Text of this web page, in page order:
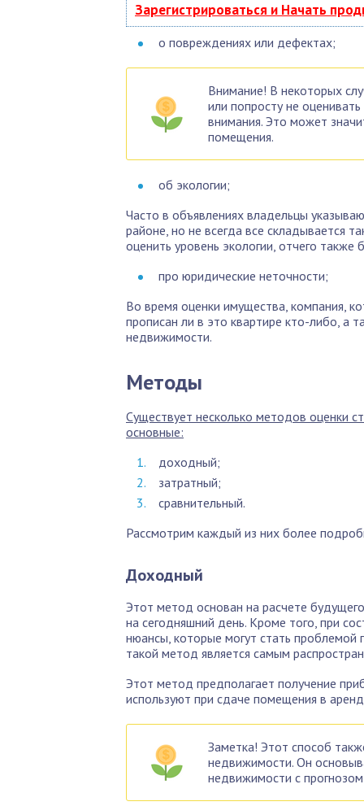
Зарегистрироваться и Начать
о повреждениях или дефектах;
Внимание! В некоторых
или попросту не
внимания. Это может
помещения.
об экологии;
Часто в объявлениях владельцы
районе, но не всегда все складывается
оценить уровень экологии, отчего также
про юридические неточности;
Во время оценки имущества, компания,
прописан ли в это квартире кто-либо, а
недвижимости.
Методы
Существует несколько методов оценки
основные:
доходный;
затратный;
сравнительный.
Рассмотрим каждый из них более
Доходный
Этот метод основан на расчете
на сегодняшний день. Кроме того, при
нюансы, которые могут стать проблемой
такой метод является самым
Этот метод предполагает получение
используют при сдаче помещения в
Заметка! Этот способ
недвижимости. Он
недвижимости с